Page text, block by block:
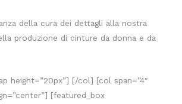
della cura dei dettagli alla nostra
produzione di cinture da donna e da
height=”20px”] [/col] [col span=”4″
[featured_box